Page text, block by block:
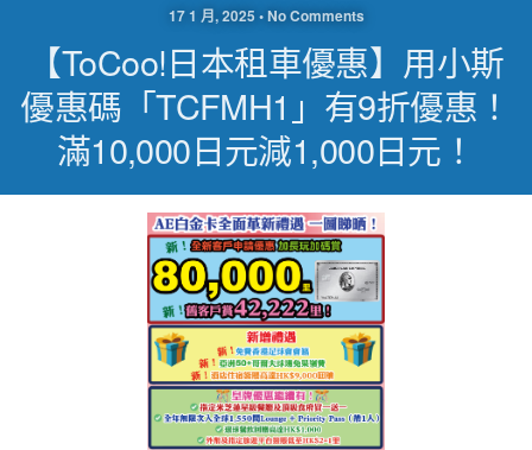
17 1 月, 2025 • No Comments
【ToCoo!日本租車優惠】用小斯
優惠碼「TCFMH1」有9折優惠！
滿10,000日元減1,000日元！